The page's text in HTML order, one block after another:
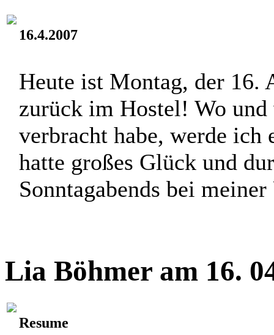
16.4.2007
Heute ist Montag, der
zurück im Hostel! Wo und
verbracht habe, werde
hatte großes Glück und
Sonntagabends bei
Lia Böhmer am 16.
Resume